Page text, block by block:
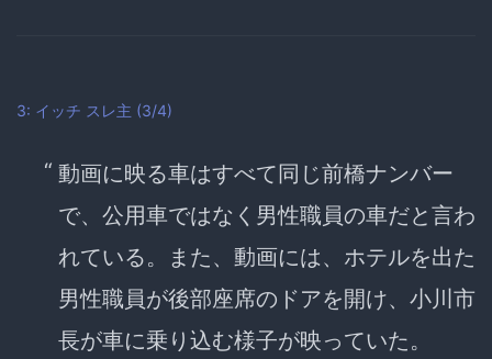
3: イッチ スレ主 (3/4)
動画に映る車はすべて同じ前橋ナンバー
で、公用車ではなく男性職員の車だと言わ
れている。また、動画には、ホテルを出た
男性職員が後部座席のドアを開け、小川市
長が車に乗り込む様子が映っていた。